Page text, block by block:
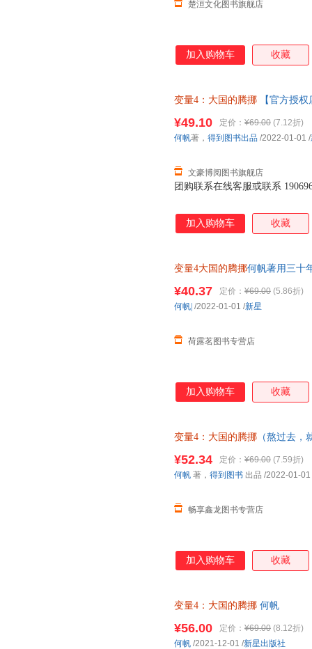
楚洹文化图书旗舰店
加入购物车 收藏
变量4：大国的腾挪 【官方授
团购联系在线客服或联系
¥49.10 定价： ¥69.00 (7.12折)
文豪博阅图书旗舰店
何帆著， 得到图书出品 /2022-01-01 /
加入购物车 收藏
变量4大国的腾挪何帆著用三十
物自然科学小说文学动漫/幽默
¥40.37 定价： ¥69.00 (5.86折)
荷露茗图书专营店
何帆| /2022-01-01 /新星
加入购物车 收藏
变量4：大国的腾挪 （熬过去
在线小当当客服
¥52.34 定价： ¥69.00 (7.59折)
畅享鑫龙图书专营店
何帆 著， 得到图书 出品 /2022-01-01
加入购物车 收藏
变量4：大国的腾挪 何帆
¥56.00 定价： ¥69.00 (8.12折)
何帆 /2021-12-01 /新星出版社